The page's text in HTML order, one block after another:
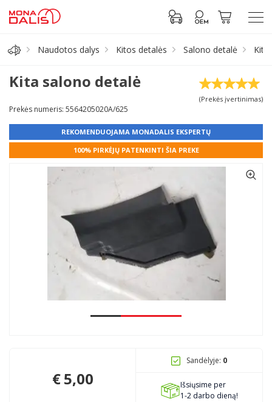
Antifrizas
Akumuliatorius
Prisijungti prie paskyros
Pagojo k., Uosių g. 124, Kelmės raj.
+370 68306302
Naudotos dalys Kitos detalės Salono detalė Kita
Kita salono detalė
(Prekės įvertinimas)
Prekės numeris: 5564205020A/625
REKOMENDUOJAMA MONADALIS EKSPERTŲ
100% PIRKĖJŲ PATENKINTI ŠIA PREKE
€5,00
Sandėlyje: 0
Išsiųsime per
1-2 darbo dieną!